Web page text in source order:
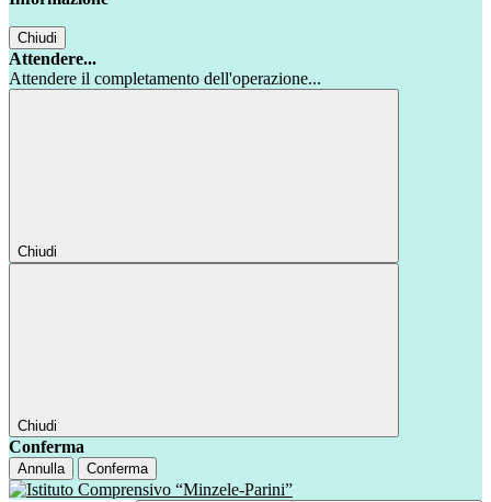
Chiudi
Attendere...
Attendere il completamento dell'operazione...
Chiudi
Chiudi
Conferma
Annulla Conferma